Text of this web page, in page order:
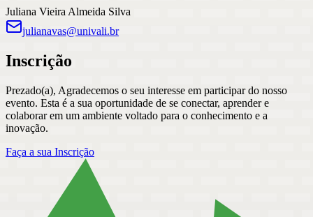
Juliana Vieira Almeida Silva
julianavas@univali.br
Inscrição
Prezado(a), Agradecemos o seu interesse em participar do nosso
evento. Esta é a sua oportunidade de se conectar, aprender e
colaborar em um ambiente voltado para o conhecimento e a
inovação.
Faça a sua Inscrição